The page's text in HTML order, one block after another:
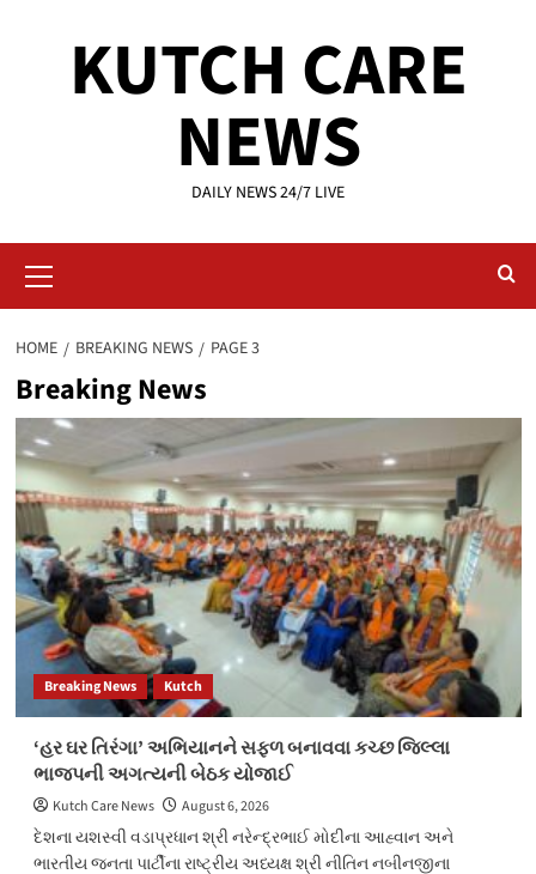
KUTCH CARE
NEWS
DAILY NEWS 24/7 LIVE
Menu
HOME BREAKING NEWS PAGE 3
Breaking News
Breaking News Kutch
‘હર ઘર તિરંગા’ અભિયાનને સફળ બનાવવા કચ્છ જિલ્લા
ભાજપની અગત્યની બેઠક યોજાઈ
Kutch Care News
August 6, 2026
દેશના યશસ્વી વડાપ્રધાન શ્રી નરેન્દ્રભાઈ મોદીના આહ્વાન અને
ભારતીય જનતા પાર્ટીના રાષ્ટ્રીય અધ્યક્ષ શ્રી નીતિન નબીનજીના